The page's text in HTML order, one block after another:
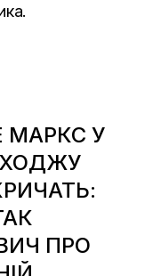
МАРКС У
ПРО